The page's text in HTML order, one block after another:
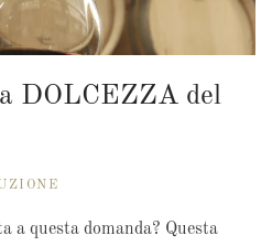
DOLCEZZA del
a questa domanda? Questa